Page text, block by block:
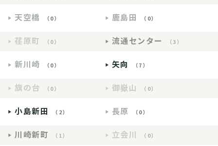
天空橋 （0） 鹿島田 （0）
荏原町 （0） 流通センター （3）
新川崎 （0） 矢向 （7）
旗の台 （0） 御嶽山 （0）
小島新田 （2） 長原 （0）
川崎新町 （1） 立会川 （0）